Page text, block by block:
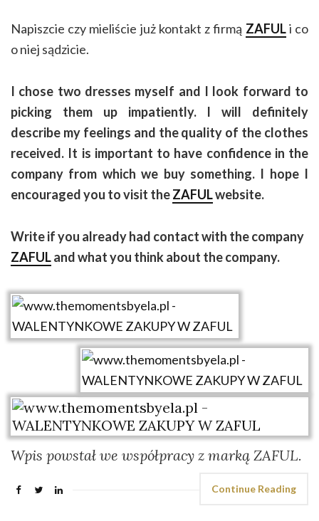
Napiszcie czy mieliście już kontakt z firmą ZAFULi co
o niej sądzicie.
I chose two dresses myself and I look forward to
picking them up impatiently. I will definitely
describe my feelings and the quality of the clothes
received. It is important to have confidence in the
company from which we buy something. I hope I
encouraged you to visit theZAFULwebsite.
Write if you already had contact with the company
ZAFULand what you think about the company.
Wpis powstał we współpracy z marką ZAFUL.
Continue Reading